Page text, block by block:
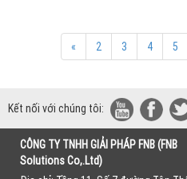
«
2 3 4 5
Kết nối với chúng tôi:
CÔNG TY TNHH GIẢI PHÁP FNB (FNB
Solutions Co,.Ltd)